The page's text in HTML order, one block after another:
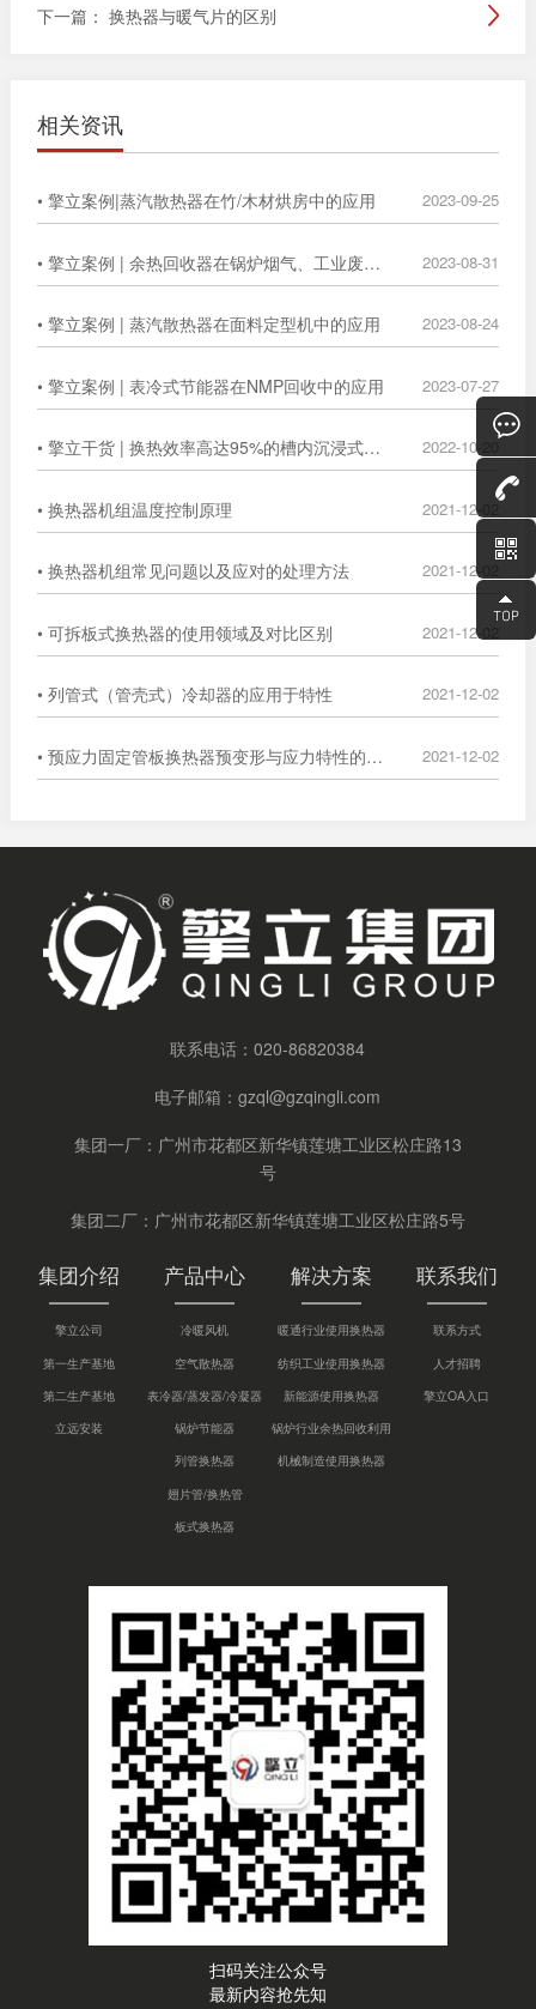
下一篇： 换热器与暖气片的区别
相关资讯
• 擎立案例|蒸汽散热器在竹/木材烘房中的应用 2023-09-25
• 擎立案例 | 余热回收器在锅炉烟气、工业废气中的广泛应用 2023-08-31
• 擎立案例 | 蒸汽散热器在面料定型机中的应用 2023-08-24
• 擎立案例 | 表冷式节能器在NMP回收中的应用 2023-07-27
• 擎立干货 | 换热效率高达95%的槽内沉浸式换热器 2022-10-20
• 换热器机组温度控制原理 2021-12-02
• 换热器机组常见问题以及应对的处理方法 2021-12-02
• 可拆板式换热器的使用领域及对比区别 2021-12-02
• 列管式（管壳式）冷却器的应用于特性 2021-12-02
• 预应力固定管板换热器预变形与应力特性的数值分析 2021-12-02
联系电话：020-86820384
电子邮箱：gzql@gzqingli.com
集团一厂：广州市花都区新华镇莲塘工业区松庄路13
号
集团二厂：广州市花都区新华镇莲塘工业区松庄路5号
集团介绍
擎立公司
第一生产基地
第二生产基地
立远安装
产品中心
冷暖风机
空气散热器
表冷器/蒸发器/冷凝器
锅炉节能器
列管换热器
翅片管/换热管
板式换热器
解决方案
暖通行业使用换热器
纺织工业使用换热器
新能源使用换热器
锅炉行业余热回收利用
机械制造使用换热器
联系我们
联系方式
人才招聘
擎立OA入口
扫码关注公众号
最新内容抢先知